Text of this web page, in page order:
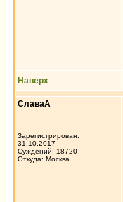
Наверх
СлаваА
Зарегистрирован:
31.10.2017
Суждений: 18720
Откуда: Москва